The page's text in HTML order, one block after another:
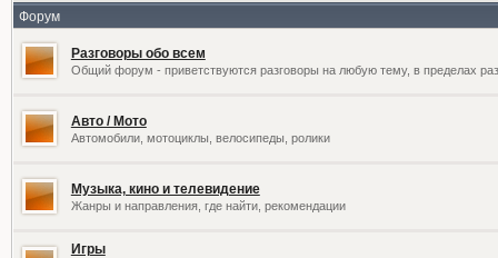
Форум
Разговоры обо всем
Общий форум - приветствуются разговоры на любую тему, в пределах
Авто / Мото
Автомобили, мотоциклы, велосипеды, ролики
Музыка, кино и телевидение
Жанры и направления, где найти, рекомендации
Игры